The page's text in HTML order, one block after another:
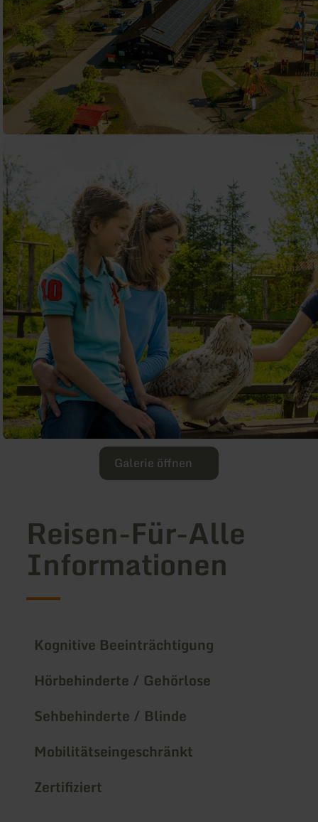
Galerie öffnen
Reisen-Für-Alle
Informationen
Kognitive Beeinträchtigung
Hörbehinderte / Gehörlose
Sehbehinderte / Blinde
Mobilitätseingeschränkt
Zertifiziert